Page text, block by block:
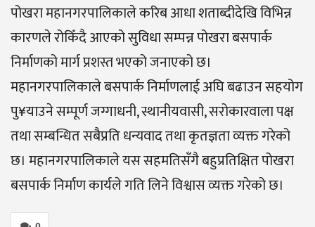
पोखरा महानगरपालिकाले करिब आधा शताब्दीदेखि विभिन्न
कारणले रोकिँदै आएको सुविधा सम्पन्न पोखरा बसपार्क
निर्माणको मार्ग प्रशस्त भएको जनाएको छ।
महानगरपालिकाले बसपार्क निर्माणलाई अघि बढाउन सहयोग
पु¥याउने सम्पूर्ण जग्गाधनी, स्थानीयवासी, सरोकारवाला पक्ष
तथा सम्बन्धित सबैप्रति धन्यवाद तथा कृतज्ञता व्यक्त गरेको
छ। महानगरपालिकाले यस सहमतिसँगै बहुप्रतिक्षित पोखरा
बसपार्क निर्माण कार्यले गति लिने विश्वास व्यक्त गरेको छ।